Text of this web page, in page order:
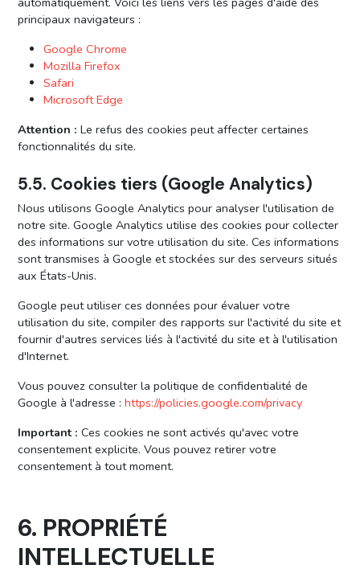
principaux navigateurs :
Google Chrome
Mozilla Firefox
Safari
Microsoft Edge
Attention : Le refus des cookies peut affecter certaines
fonctionnalités du site.
5.5. Cookies tiers (Google Analytics)
Nous utilisons Google Analytics pour analyser l'utilisation de
notre site. Google Analytics utilise des cookies pour collecter
des informations sur votre utilisation du site. Ces informations
sont transmises à Google et stockées sur des serveurs situés
aux États-Unis.
Google peut utiliser ces données pour évaluer votre
utilisation du site, compiler des rapports sur l'activité du site et
fournir d'autres services liés à l'activité du site et à l'utilisation
d'Internet.
Vous pouvez consulter la politique de confidentialité de
Google à l'adresse : https://policies.google.com/privacy
Important : Ces cookies ne sont activés qu'avec votre
consentement explicite. Vous pouvez retirer votre
consentement à tout moment.
6. PROPRIÉTÉ
INTELLECTUELLE